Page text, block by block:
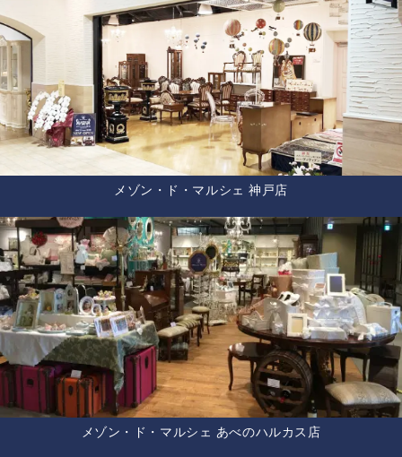
メゾン・ド・マルシェ 神戸店
メゾン・ド・マルシェ あべのハルカス店